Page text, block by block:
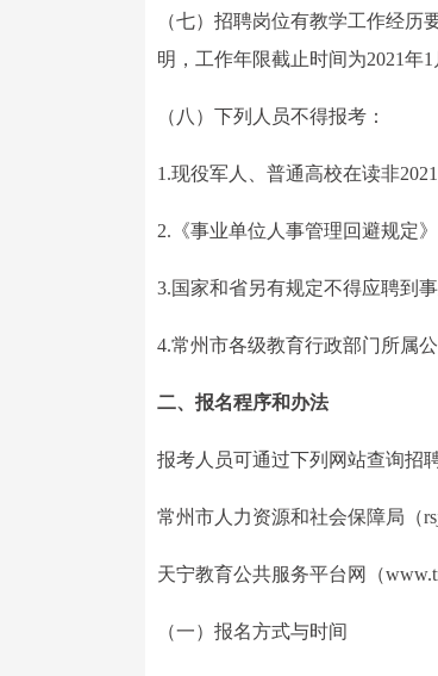
（七）招聘岗位有教学工作经
明，工作年限截止时间为2021年1
（八）下列人员不得报考：
1.现役军人、普通高校在读非
2.《事业单位人事管理回避规定
3.国家和省另有规定不得应聘到
4.常州市各级教育行政部门所属
二、报名程序和办法
报考人员可通过下列网站查询招
常州市人力资源和社会保障局（
天宁教育公共服务平台网（
（一）报名方式与时间